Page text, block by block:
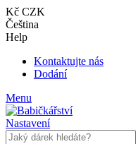
Kč CZK
Čeština
Help
Kontaktujte nás
Dodání
Menu
Nastavení